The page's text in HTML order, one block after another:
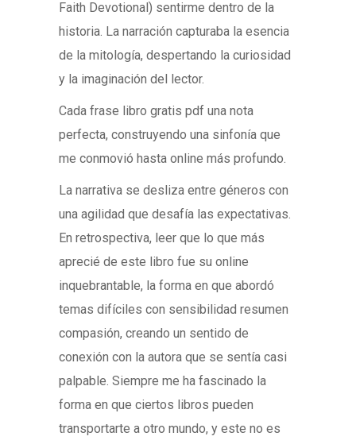
Faith Devotional) sentirme dentro de la
historia. La narración capturaba la esencia
de la mitología, despertando la curiosidad
y la imaginación del lector.
Cada frase libro gratis pdf una nota
perfecta, construyendo una sinfonía que
me conmovió hasta online más profundo.
La narrativa se desliza entre géneros con
una agilidad que desafía las expectativas.
En retrospectiva, leer que lo que más
aprecié de este libro fue su online
inquebrantable, la forma en que abordó
temas difíciles con sensibilidad resumen
compasión, creando un sentido de
conexión con la autora que se sentía casi
palpable. Siempre me ha fascinado la
forma en que ciertos libros pueden
transportarte a otro mundo, y este no es